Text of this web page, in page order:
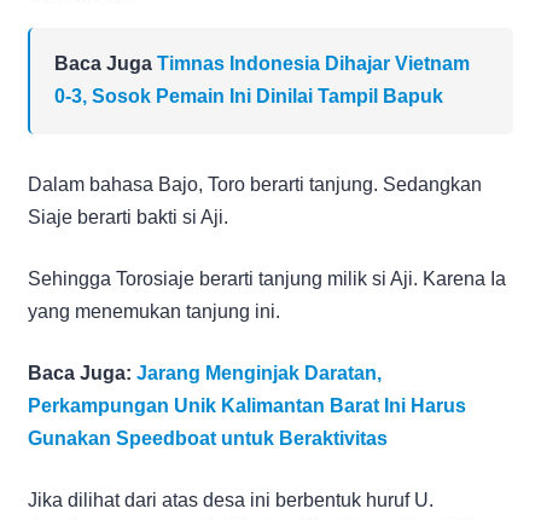
Baca Juga Timnas Indonesia Dihajar Vietnam
0-3, Sosok Pemain Ini Dinilai Tampil Bapuk
Dalam bahasa Bajo, Toro berarti tanjung. Sedangkan
Siaje berarti bakti si Aji.
Sehingga Torosiaje berarti tanjung milik si Aji. Karena Ia
yang menemukan tanjung ini.
Baca Juga: Jarang Menginjak Daratan,
Perkampungan Unik Kalimantan Barat Ini Harus
Gunakan Speedboat untuk Beraktivitas
Jika dilihat dari atas desa ini berbentuk huruf U.